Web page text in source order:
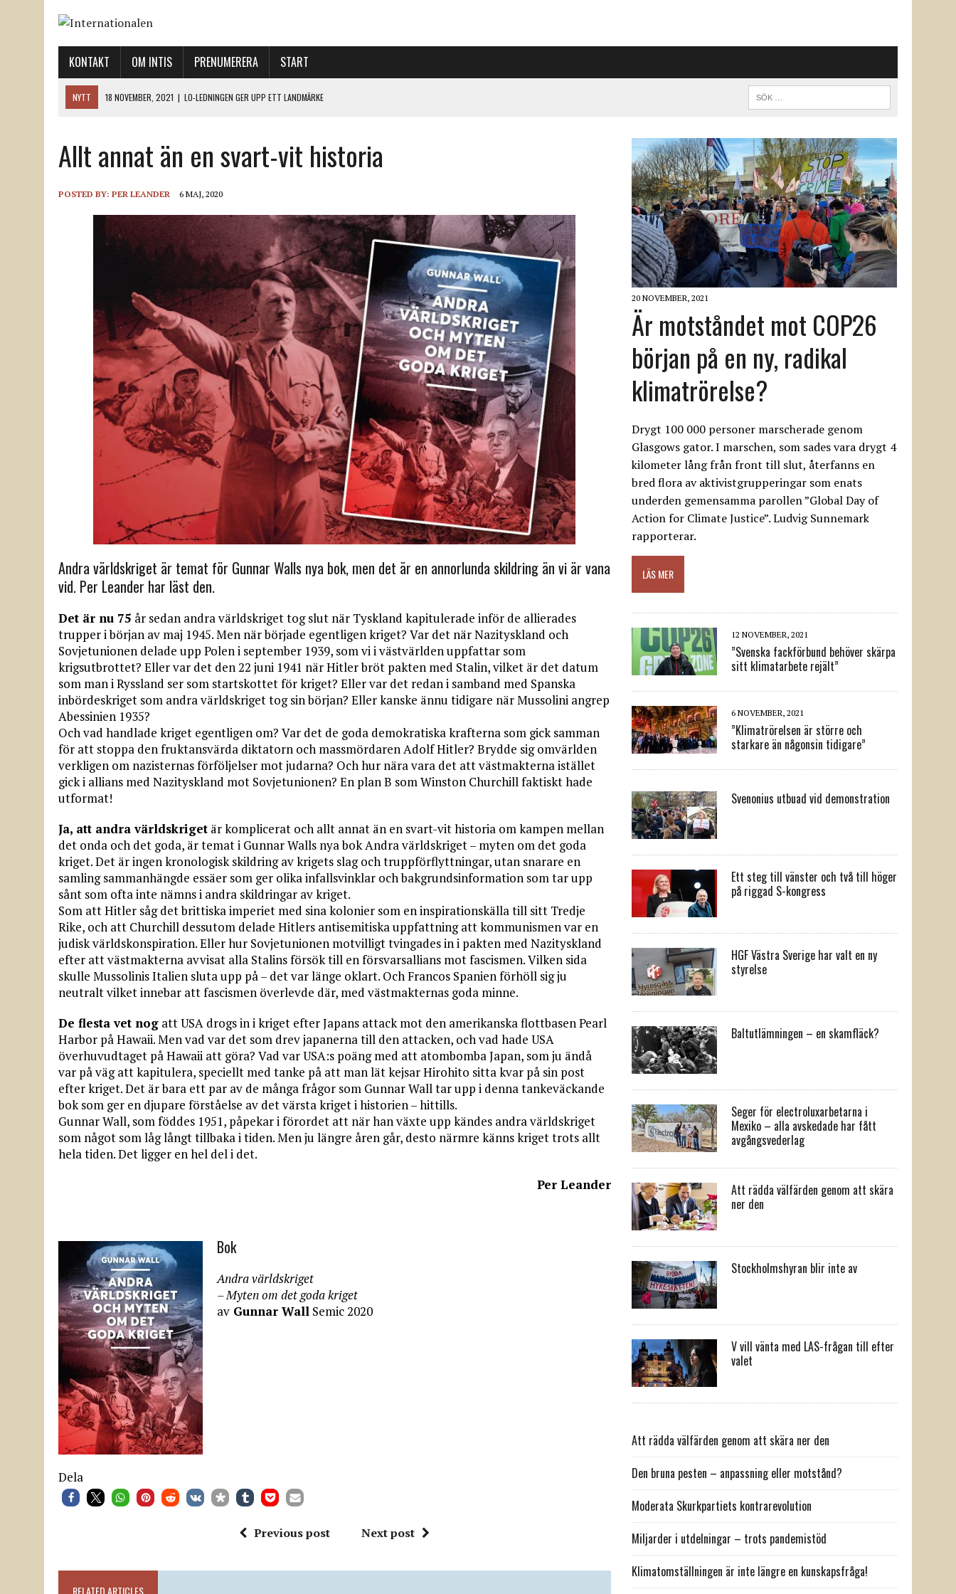
KONTAKT OM INTIS PRENUMERERA START
NYTT 18 NOVEMBER, 2021 | LO-LEDNINGEN GER UPP ETT LANDMÄRKE
12 NOVEMBER, 2021
|
NÄR DE DÖDA TAR SIG RÖST
12 NOVEMBER, 2021 | ”SVENSKA FACKFÖRBUND BEHÖVER SKÄRPA SITT KLIMATARBETE REJÄLT”
18 NOVEMBER, 2021 | SVENONIUS UTBUAD VID DEMONSTRATION
Allt annat än en svart-vit historia
POSTED BY: PER LEANDER 6 MAJ, 2020
Andra världskriget är temat för Gunnar Walls nya bok, men det är en annorlunda skildring än vi är vana
vid. Per Leander har läst den.
Det är nu 75 år sedan andra världskriget tog slut när Tyskland kapitulerade inför de allierades
trupper i början av maj 1945. Men när började egentligen kriget? Var det när Nazityskland och
Sovjetunionen delade upp Polen i september 1939, som vi i västvärlden uppfattar som
krigsutbrottet? Eller var det den 22 juni 1941 när Hitler bröt pakten med Stalin, vilket är det datum
som man i Ryssland ser som startskottet för kriget? Eller var det redan i samband med Spanska
inbördeskriget som andra världskriget tog sin början? Eller kanske ännu tidigare när Mussolini angrep
Abessinien 1935?
Och vad handlade kriget egentligen om? Var det de goda demokratiska krafterna som gick samman
för att stoppa den fruktansvärda diktatorn och massmördaren Adolf Hitler? Brydde sig omvärlden
verkligen om nazisternas förföljelser mot judarna? Och hur nära vara det att västmakterna istället
gick i allians med Nazityskland mot Sovjetunionen? En plan B som Winston Churchill faktiskt hade
utformat!
Ja, att andra världskriget är komplicerat och allt annat än en svart-vit historia om kampen mellan
det onda och det goda, är temat i Gunnar Walls nya bok Andra världskriget – myten om det goda
kriget. Det är ingen kronologisk skildring av krigets slag och truppförflyttningar, utan snarare en
samling sammanhängde essäer som ger olika infallsvinklar och bakgrundsinformation som tar upp
sånt som ofta inte nämns i andra skildringar av kriget.
Som att Hitler såg det brittiska imperiet med sina kolonier som en inspirationskälla till sitt Tredje
Rike, och att Churchill dessutom delade Hitlers antisemitiska uppfattning att kommunismen var en
judisk världskonspiration. Eller hur Sovjetunionen motvilligt tvingades in i pakten med Nazityskland
efter att västmakterna avvisat alla Stalins försök till en försvarsallians mot fascismen. Vilken sida
skulle Mussolinis Italien sluta upp på – det var länge oklart. Och Francos Spanien förhöll sig ju
neutralt vilket innebar att fascismen överlevde där, med västmakternas goda minne.
De flesta vet nog att USA drogs in i kriget efter Japans attack mot den amerikanska flottbasen Pearl
Harbor på Hawaii. Men vad var det som drev japanerna till den attacken, och vad hade USA
överhuvudtaget på Hawaii att göra? Vad var USA:s poäng med att atombomba Japan, som ju ändå
var på väg att kapitulera, speciellt med tanke på att man lät kejsar Hirohito sitta kvar på sin post
efter kriget. Det är bara ett par av de många frågor som Gunnar Wall tar upp i denna tankeväckande
bok som ger en djupare förståelse av det värsta kriget i historien – hittills.
Gunnar Wall, som föddes 1951, påpekar i förordet att när han växte upp kändes andra världskriget
som något som låg långt tillbaka i tiden. Men ju längre åren går, desto närmre känns kriget trots allt
hela tiden. Det ligger en hel del i det.
Per Leander
Bok
Andra världskriget
– Myten om det goda kriget
av Gunnar Wall Semic 2020
Dela
Previous post Next post
20 NOVEMBER, 2021
Är motståndet mot COP26
början på en ny, radikal
klimatrörelse?
Drygt 100 000 personer marscherade genom
Glasgows gator. I marschen, som sades vara drygt 4
kilometer lång från front till slut, återfanns en
bred flora av aktivistgrupperingar som enats
underden gemensamma parollen ”Global Day of
Action for Climate Justice”. Ludvig Sunnemark
rapporterar.
LÄS MER
12 NOVEMBER, 2021
”Svenska fackförbund behöver skärpa
sitt klimatarbete rejält”
6 NOVEMBER, 2021
”Klimatrörelsen är större och
starkare än någonsin tidigare”
Svenonius utbuad vid demonstration
Ett steg till vänster och två till höger
på riggad S-kongress
HGF Västra Sverige har valt en ny
styrelse
Baltutlämningen – en skamfläck?
Seger för electroluxarbetarna i
Mexiko – alla avskedade har fått
avgångsvederlag
Att rädda välfärden genom att skära
ner den
Stockholmshyran blir inte av
V vill vänta med LAS-frågan till efter
valet
Att rädda välfärden genom att skära ner den
Den bruna pesten – anpassning eller motstånd?
Moderata Skurkpartiets kontrarevolution
Miljarder i utdelningar – trots pandemistöd
Klimatomställningen är inte längre en kunskapsfråga!